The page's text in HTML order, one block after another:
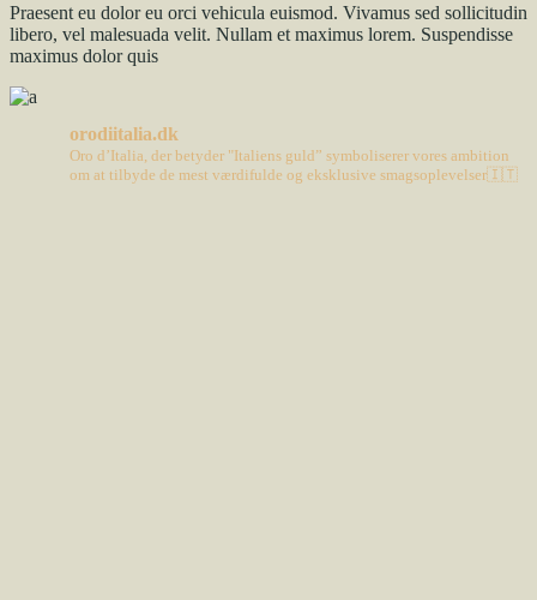
Praesent eu dolor eu orci vehicula euismod. Vivamus sed sollicitudin
libero, vel malesuada velit. Nullam et maximus lorem. Suspendisse
maximus dolor quis
orodiitalia.dk
Oro d’Italia, der betyder "Italiens guld” symboliserer vores ambition
om at tilbyde de mest værdifulde og eksklusive smagsoplevelser🇮🇹